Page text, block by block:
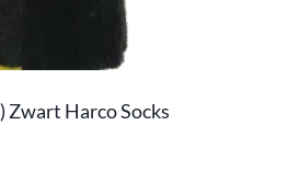
Zwart Harco Socks